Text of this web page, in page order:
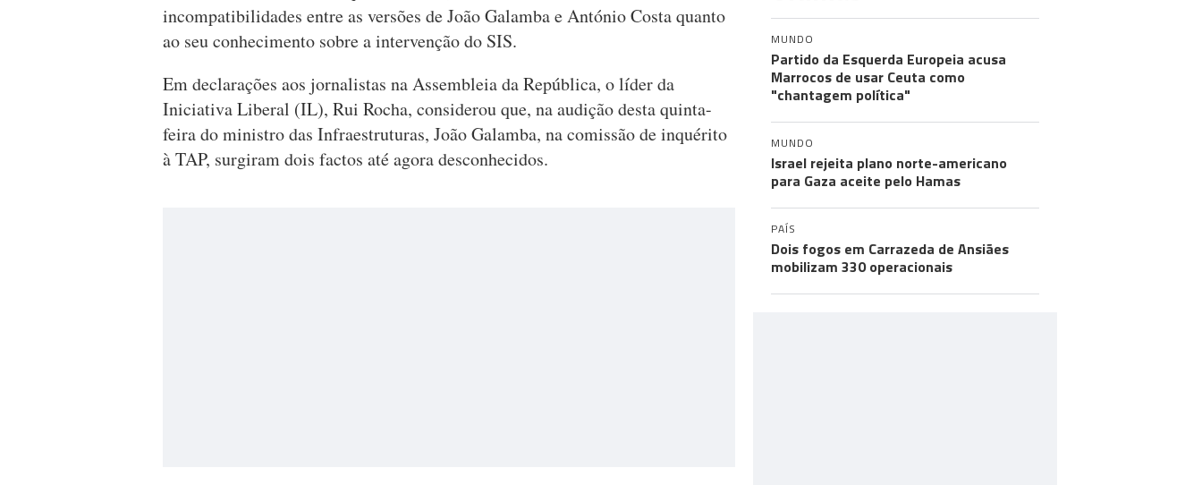
incompatibilidades entre as versões de João Galamba e António Costa quanto
ao seu conhecimento sobre a intervenção do SIS.
Em declarações aos jornalistas na Assembleia da República, o líder da
Iniciativa Liberal (IL), Rui Rocha, considerou que, na audição desta quinta-
feira do ministro das Infraestruturas, João Galamba, na comissão de inquérito
à TAP, surgiram dois factos até agora desconhecidos.
MUNDO
Partido da Esquerda Europeia acusa
Marrocos de usar Ceuta como
"chantagem política"
MUNDO
Israel rejeita plano norte-americano
para Gaza aceite pelo Hamas
PAÍS
Dois fogos em Carrazeda de Ansiães
mobilizam 330 operacionais